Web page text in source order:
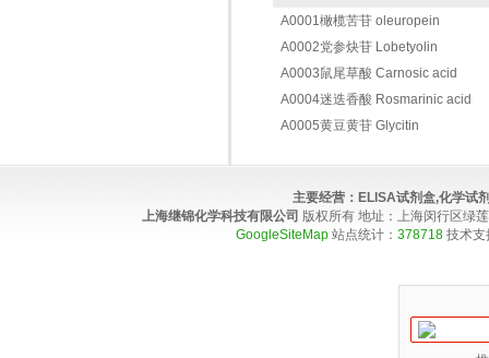
A0001橄榄苦苷 oleuropein
A0002党参炔苷 Lobetyolin
A0003鼠尾草酸 Carnosic acid
A0004迷迭香酸 Rosmarinic acid
A0005黄豆黄苷 Glycitin
主要经营： ELISA试剂盒,化学试
上海继锦化学科技有限公司 版权所有 地址：上海闵行区绿
GoogleSiteMap 站点统计： 378718 技术支